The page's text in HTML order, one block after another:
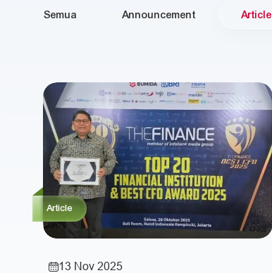
Semua Announcement Article
Article
13 Nov 2025